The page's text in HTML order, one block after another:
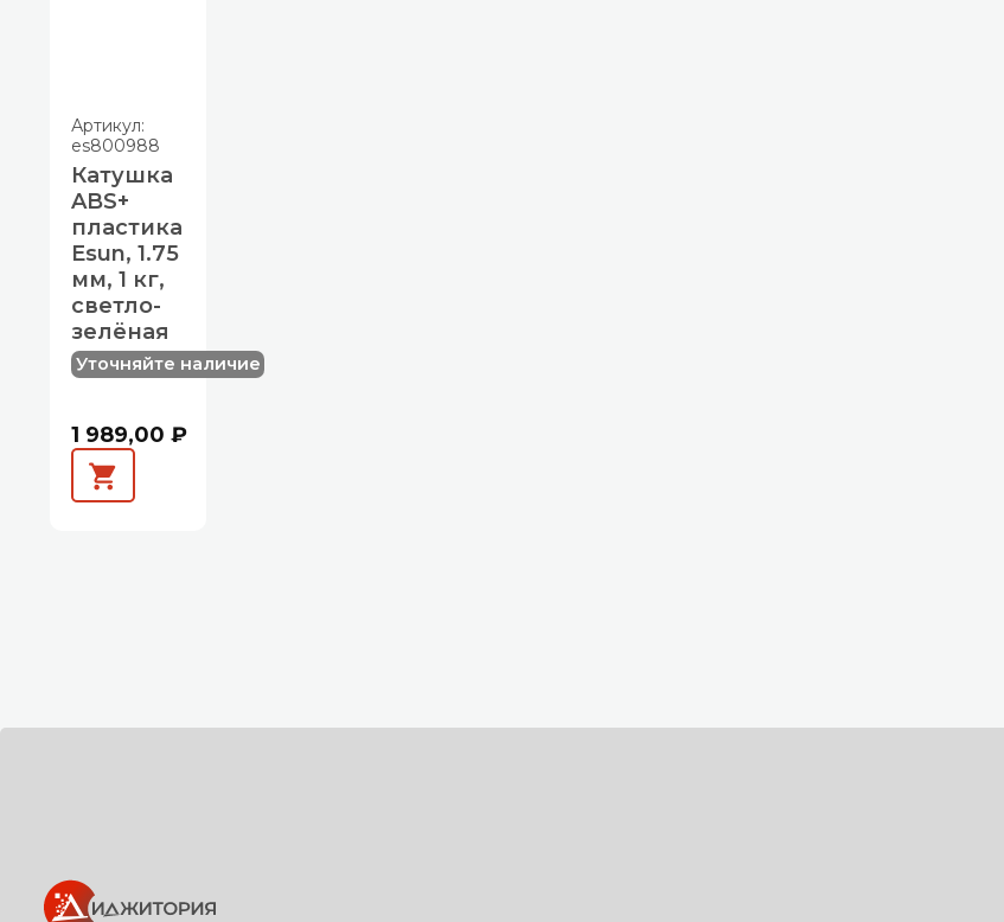
Артикул:
es800988
Катушка
ABS+
пластика
Esun, 1.75
мм, 1 кг,
светло-
зелёная
Уточняйте наличие
1 989,00 ₽